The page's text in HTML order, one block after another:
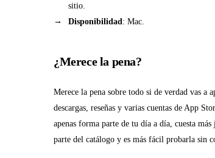
sitio.
Disponibilidad: Mac.
¿Merece la pena?
Merece la pena sobre todo si de verdad vas a
descargas, reseñas y varias cuentas de App
apenas forma parte de tu día a día, cuesta
parte del catálogo y es más fácil probarla sin